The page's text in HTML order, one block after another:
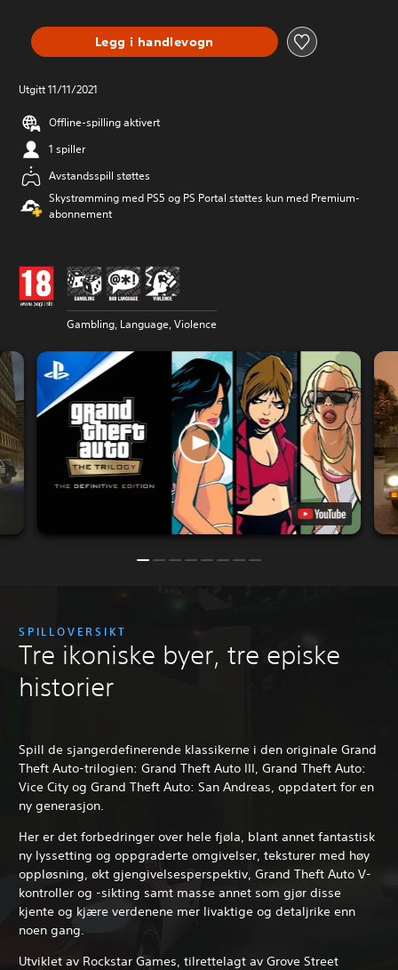
Legg i handlevogn
Utgitt 11/11/2021
Offline-spilling aktivert
1 spiller
Avstandsspill støttes
Skystrømming med PS5 og PS Portal støttes kun med Premium-
abonnement
Gambling, Language, Violence
SPILLOVERSIKT
Tre ikoniske byer, tre episke
historier
Spill de sjangerdefinerende klassikerne i den originale Grand
Theft Auto-trilogien: Grand Theft Auto III, Grand Theft Auto:
Vice City og Grand Theft Auto: San Andreas, oppdatert for en
ny generasjon.
Her er det forbedringer over hele fjøla, blant annet fantastisk
ny lyssetting og oppgraderte omgivelser, teksturer med høy
oppløsning, økt gjengivelsesperspektiv, Grand Theft Auto V-
kontroller og -sikting samt masse annet som gjør disse
kjente og kjære verdenene mer livaktige og detaljrike enn
noen gang.
Utviklet av Rockstar Games, tilrettelagt av Grove Street